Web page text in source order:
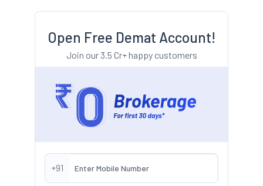
Open Free Demat Account!
Join our 3.5 Cr+ happy customers
+91